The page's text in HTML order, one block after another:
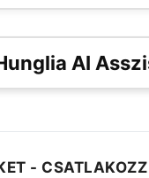
AI
- CSATLAKOZZ